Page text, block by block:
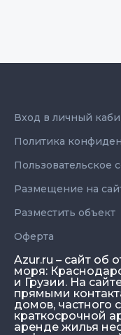
Azur.ru – сайт об
моря:
и Грузии. На
прямыми
домов, частного
краткосрочной
аренде жилья
Вход в личный
Политика
Пользовательское
Размещение на
Разместить объект
Оферта